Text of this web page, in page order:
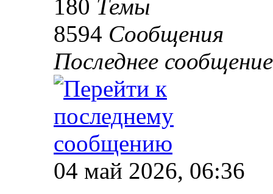
180 Темы
8594 Сообщения
Последнее сообщение
04 май 2026, 06:36